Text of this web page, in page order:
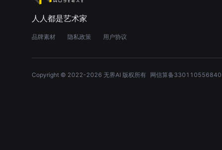
人人都是艺术家
品牌素材 隐私政策 用户协议
Copyright © 2022-2026 无界AI 版权所有 网信算备